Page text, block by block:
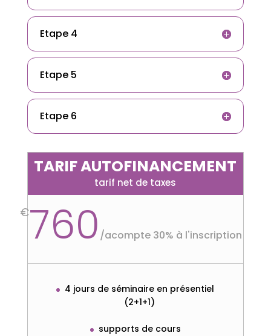
Etape 4
Etape 5
Etape 6
TARIF AUTOFINANCEMENT
tarif net de taxes
€760 /acompte 30% à l'inscription
4 jours de séminaire en présentiel
(2+1+1)
supports de cours